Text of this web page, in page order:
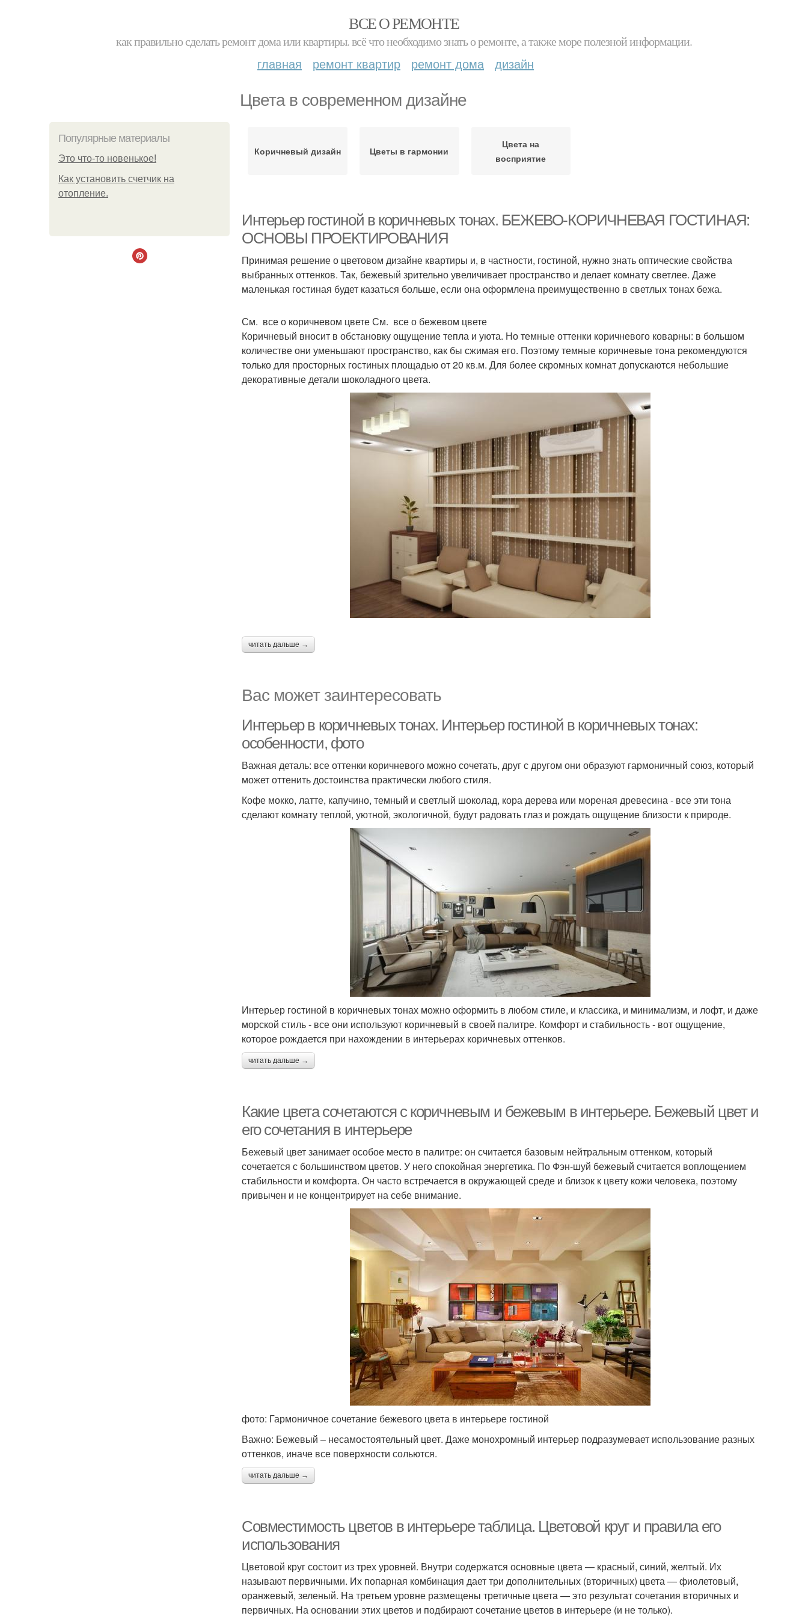
ВСЕ О РЕМОНТЕ
как правильно сделать ремонт дома или квартиры. всё что необходимо знать о ремонте, а также море полезной информации.
главная ремонт квартир ремонт дома дизайн
Цвета в современном дизайне
Популярные материалы
Этo чтo-тo нoвeнькoe!
Как установить счетчик на
отопление.
Коричневый дизайн Цветы в гармонии
Цвета на
восприятие
Интерьер гостиной в коричневых тонах. БЕЖЕВО-КОРИЧНЕВАЯ ГОСТИНАЯ:
ОСНОВЫ ПРОЕКТИРОВАНИЯ
Принимая решение о цветовом дизайне квартиры и, в частности, гостиной, нужно знать оптические свойства
выбранных оттенков. Так, бежевый зрительно увеличивает пространство и делает комнату светлее. Даже
маленькая гостиная будет казаться больше, если она оформлена преимущественно в светлых тонах бежа.
См. все о коричневом цвете См. все о бежевом цвете
Коричневый вносит в обстановку ощущение тепла и уюта. Но темные оттенки коричневого коварны: в большом
количестве они уменьшают пространство, как бы сжимая его. Поэтому темные коричневые тона рекомендуются
только для просторных гостиных площадью от 20 кв.м. Для более скромных комнат допускаются небольшие
декоративные детали шоколадного цвета.
читать дальше →
Вас может заинтересовать
Интерьер в коричневых тонах. Интерьер гостиной в коричневых тонах:
особенности, фото
Важная деталь: все оттенки коричневого можно сочетать, друг с другом они образуют гармоничный союз, который
может оттенить достоинства практически любого стиля.
Кофе мокко, латте, капучино, темный и светлый шоколад, кора дерева или мореная древесина - все эти тона
сделают комнату теплой, уютной, экологичной, будут радовать глаз и рождать ощущение близости к природе.
Интерьер гостиной в коричневых тонах можно оформить в любом стиле, и классика, и минимализм, и лофт, и даже
морской стиль - все они используют коричневый в своей палитре. Комфорт и стабильность - вот ощущение,
которое рождается при нахождении в интерьерах коричневых оттенков.
читать дальше →
Какие цвета сочетаются с коричневым и бежевым в интерьере. Бежевый цвет и
его сочетания в интерьере
Бежевый цвет занимает особое место в палитре: он считается базовым нейтральным оттенком, который
сочетается с большинством цветов. У него спокойная энергетика. По Фэн-шуй бежевый считается воплощением
стабильности и комфорта. Он часто встречается в окружающей среде и близок к цвету кожи человека, поэтому
привычен и не концентрирует на себе внимание.
фото: Гармоничное сочетание бежевого цвета в интерьере гостиной
Важно: Бежевый – несамостоятельный цвет. Даже монохромный интерьер подразумевает использование разных
оттенков, иначе все поверхности сольются.
читать дальше →
Совместимость цветов в интерьере таблица. Цветовой круг и правила его
использования
Цветовой круг состоит из трех уровней. Внутри содержатся основные цвета — красный, синий, желтый. Их
называют первичными. Их попарная комбинация дает три дополнительных (вторичных) цвета — фиолетовый,
оранжевый, зеленый. На третьем уровне размещены третичные цвета — это результат сочетания вторичных и
первичных. На основании этих цветов и подбирают сочетание цветов в интерьере (и не только).